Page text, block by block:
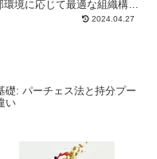
境に応じて最適な組織構造
今回は、コンティン...2024.04.27
礎: パーチェス法と持分プー
い